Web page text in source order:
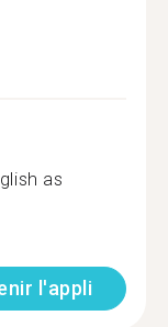
as
l'appli